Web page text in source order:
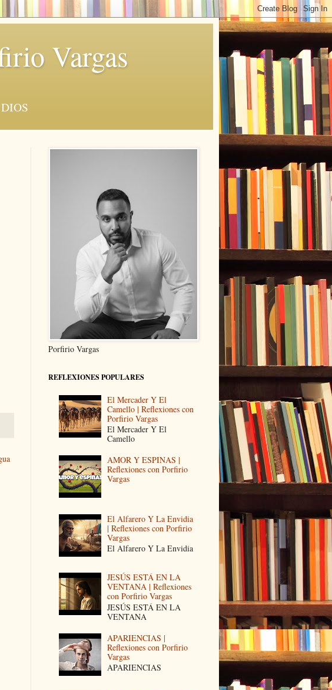
Vargas
Porfirio Vargas
REFLEXIONES POPULARES
El Mercader Y El
Camello | Reflexiones con
Porfirio Vargas
El Mercader Y El
Camello
AMOR Y ESPINAS |
Reflexiones con Porfirio
Vargas
El Alfarero Y La Envidia
| Reflexiones con Porfirio
Vargas
El Alfarero Y La Envidia
JESÚS ESTÁ EN LA
VENTANA | Reflexiones
con Porfirio Vargas
JESÚS ESTÁ EN LA
VENTANA
APARIENCIAS |
Reflexiones con Porfirio
Vargas
APARIENCIAS